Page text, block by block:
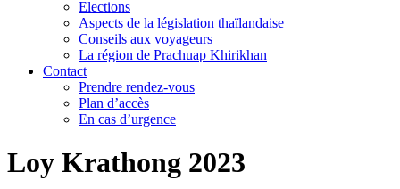
Elections
Aspects de la législation thaïlandaise
Conseils aux voyageurs
La région de Prachuap Khirikhan
Contact
Prendre rendez-vous
Plan d’accès
En cas d’urgence
Loy Krathong 2023